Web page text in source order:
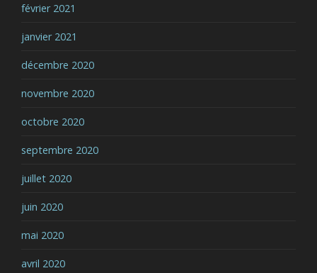
février 2021
janvier 2021
décembre 2020
novembre 2020
octobre 2020
septembre 2020
juillet 2020
juin 2020
mai 2020
avril 2020